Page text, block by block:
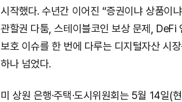
시작했다. 수년간 이어진 “증권이냐 상품이
관할권 다툼, 스테이블코인 보상 문제, DeFi
보호 이슈를 한 번에 다루는 디지털자산 시
하나 넘었다.
미 상원 은행·주택·도시위원회는 5월 14일(